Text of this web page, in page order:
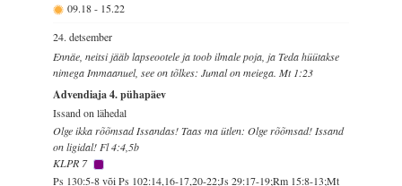
09.18- 15.22
24. detsember
Ennäe, neitsi jääb lapseootele ja toob ilmale poja, ja Teda hüütakse
nimega Immaanuel, see on tõlkes: Jumal on meiega. Mt 1:23
Advendiaja 4. pühapäev
Issand on lähedal
Olge ikka rõõmsad Issandas! Taas ma ütlen: Olge rõõmsad! Issand
on ligidal! Fl 4:4,5b
KLPR 7
Ps 130:5-8 või Ps 102:14,16-17,20-22;Js 29:17-19;Rm 15:8-13;Mt